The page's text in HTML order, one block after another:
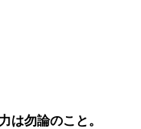
は勿論のこと。